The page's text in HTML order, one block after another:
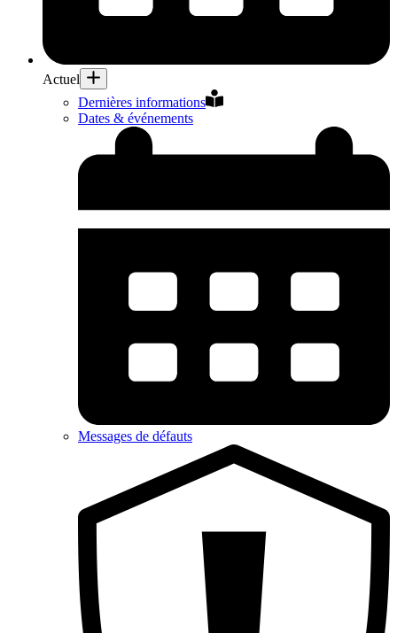
Actuel
Dernières informations
Dates & événements
Messages de défauts